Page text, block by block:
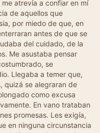
atrevía a confiar en mí
de aquellos que
por miedo de que, en
antes de que se
del cuidado, de la
Me asustaba pensar
se
Llegaba a temer que,
quizá se alegraran de
como excusa
En vano trataban
promesas. Les exigía,
en ninguna circunstancia